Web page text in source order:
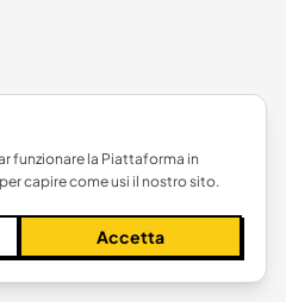
funzionare la Piattaforma in
capire come usi il nostro sito.
Accetta